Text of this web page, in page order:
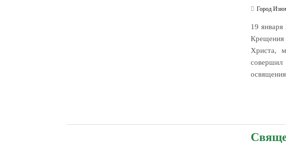
Город
19 января
Христа,